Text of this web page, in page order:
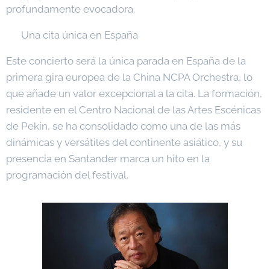
profundamente evocadora.
🌍 Una cita única en España
Este concierto será la única parada en España de la
primera gira europea de la China NCPA Orchestra, lo
que añade un valor excepcional a la cita. La formación,
residente en el Centro Nacional de las Artes Escénicas
de Pekín, se ha consolidado como una de las más
dinámicas y versátiles del continente asiático, y su
presencia en Santander marca un hito en la
programación del festival.